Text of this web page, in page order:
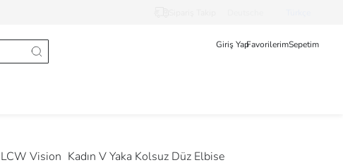
Giriş YapFavorilerimSepetim
LCW Vision Kadın V Yaka Kolsuz Düz Elbise